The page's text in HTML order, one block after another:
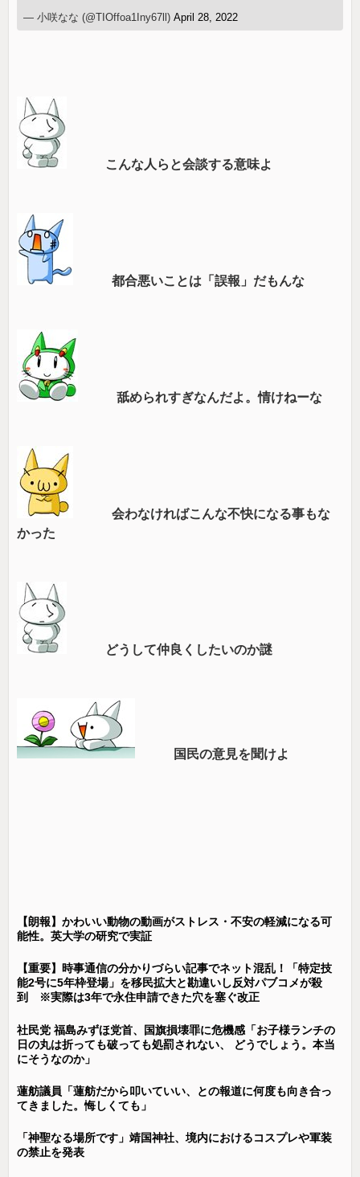
— 小咲なな (@TIOffoa1Iny67ll)April 28, 2022
こんな人らと会談する意味よ
都合悪いことは「誤報」だもんな
舐められすぎなんだよ。情けねーな
会わなければこんな不快になる事もな
かった
どうして仲良くしたいのか謎
国民の意見を聞けよ
【朗報】かわいい動物の動画がストレス・不安の軽減になる可
能性。英大学の研究で実証
【重要】時事通信の分かりづらい記事でネット混乱！「特定技
能2号に5年枠登場」を移民拡大と勘違いし反対パブコメが殺
到 ※実際は3年で永住申請できた穴を塞ぐ改正
社民党 福島みずほ党首、国旗損壊罪に危機感「お子様ランチの
日の丸は折っても破っても処罰されない、 どうでしょう。本当
にそうなのか」
蓮舫議員「蓮舫だから叩いていい、との報道に何度も向き合っ
てきました。悔しくても」
「神聖なる場所です」靖国神社、境内におけるコスプレや軍装
の禁止を発表